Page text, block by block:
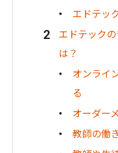
エドテッ
エドテック
は？
オンライ
る
オーダー
教師の働